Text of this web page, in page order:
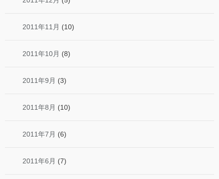
2011年11月 (10)
2011年10月 (8)
2011年9月 (3)
2011年8月 (10)
2011年7月 (6)
2011年6月 (7)